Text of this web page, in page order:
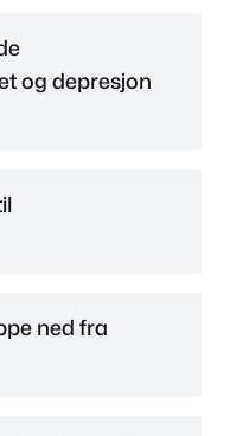
og depresjon
ned fra